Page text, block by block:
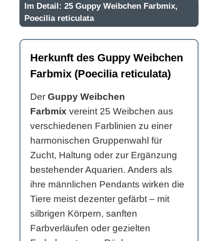
Im Detail: 25 Guppy Weibchen Farbmix,
Poecilia reticulata
Herkunft des Guppy Weibchen
Farbmix (Poecilia reticulata)
Der Guppy Weibchen
Farbmix vereint 25 Weibchen aus
verschiedenen Farblinien zu einer
harmonischen Gruppenwahl für
Zucht, Haltung oder zur Ergänzung
bestehender Aquarien. Anders als
ihre männlichen Pendants wirken die
Tiere meist dezenter gefärbt – mit
silbrigen Körpern, sanften
Farbverläufen oder gezielten